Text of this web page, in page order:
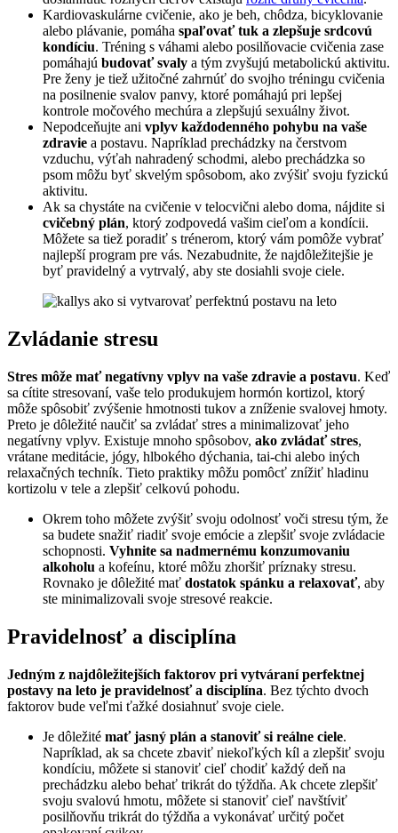
Kardiovaskulárne cvičenie, ako je beh, chôdza, bicyklovanie
alebo plávanie, pomáha spaľovať tuk a zlepšuje srdcovú
kondíciu. Tréning s váhami alebo posilňovacie cvičenia zase
pomáhajú budovať svaly a tým zvyšujú metabolickú aktivitu.
Pre ženy je tiež užitočné zahrnúť do svojho tréningu cvičenia
na posilnenie svalov panvy, ktoré pomáhajú pri lepšej
kontrole močového mechúra a zlepšujú sexuálny život.
Nepodceňujte ani vplyv každodenného pohybu na vaše
zdravie a postavu. Napríklad prechádzky na čerstvom
vzduchu, výťah nahradený schodmi, alebo prechádzka so
psom môžu byť skvelým spôsobom, ako zvýšiť svoju fyzickú
aktivitu.
Ak sa chystáte na cvičenie v telocvični alebo doma, nájdite si
cvičebný plán, ktorý zodpovedá vašim cieľom a kondícii.
Môžete sa tiež poradiť s trénerom, ktorý vám pomôže vybrať
najlepší program pre vás. Nezabudnite, že najdôležitejšie je
byť pravidelný a vytrvalý, aby ste dosiahli svoje ciele.
Zvládanie stresu
Stres môže mať negatívny vplyv na vaše zdravie a postavu. Keď
sa cítite stresovaní, vaše telo produkujem hormón kortizol, ktorý
môže spôsobiť zvýšenie hmotnosti tukov a zníženie svalovej hmoty.
Preto je dôležité naučiť sa zvládať stres a minimalizovať jeho
negatívny vplyv. Existuje mnoho spôsobov, ako zvládať stres,
vrátane meditácie, jógy, hlbokého dýchania, tai-chi alebo iných
relaxačných techník. Tieto praktiky môžu pomôcť znížiť hladinu
kortizolu v tele a zlepšiť celkovú pohodu.
Okrem toho môžete zvýšiť svoju odolnosť voči stresu tým, že
sa budete snažiť riadiť svoje emócie a zlepšiť svoje zvládacie
schopnosti. Vyhnite sa nadmernému konzumovaniu
alkoholu a kofeínu, ktoré môžu zhoršiť príznaky stresu.
Rovnako je dôležité mať dostatok spánku a relaxovať, aby
ste minimalizovali svoje stresové reakcie.
Pravidelnosť a disciplína
Jedným z najdôležitejších faktorov pri vytváraní perfektnej
postavy na leto je pravidelnosť a disciplína. Bez týchto dvoch
faktorov bude veľmi ťažké dosiahnuť svoje ciele.
Je dôležité mať jasný plán a stanoviť si reálne ciele.
Napríklad, ak sa chcete zbaviť niekoľkých kíl a zlepšiť svoju
kondíciu, môžete si stanoviť cieľ chodiť každý deň na
prechádzku alebo behať trikrát do týždňa. Ak chcete zlepšiť
svoju svalovú hmotu, môžete si stanoviť cieľ navštíviť
posilňovňu trikrát do týždňa a vykonávať určitý počet